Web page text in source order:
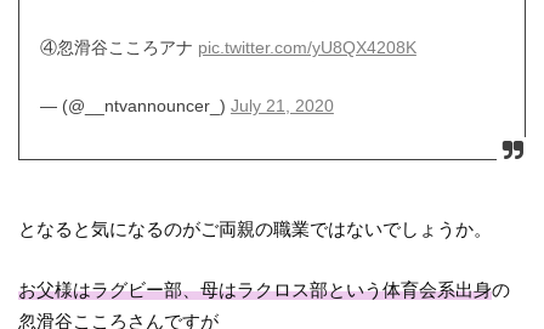
④忽滑谷こころアナ pic.twitter.com/yU8QX4208K
— (@__ntvannouncer_) July 21, 2020
となると気になるのがご両親の職業ではないでしょうか。
お父様はラグビー部、母はラクロス部という体育会系出身の
忽滑谷こころさんですが